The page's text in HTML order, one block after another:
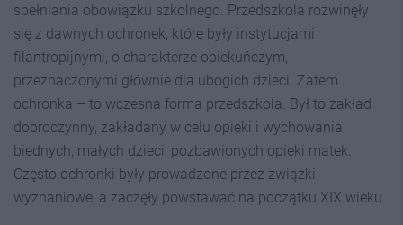
spełniania obowiązku szkolnego. Przedszkola rozwinęły
się z dawnych ochronek, które były instytucjami
filantropijnymi, o charakterze opiekuńczym,
przeznaczonymi głównie dla ubogich dzieci. Zatem
ochronka – to wczesna forma przedszkola. Był to zakład
dobroczynny, zakładany w celu opieki i wychowania
biednych, małych dzieci, pozbawionych opieki matek.
Często ochronki były prowadzone przez związki
wyznaniowe, a zaczęły powstawać na początku XIX wieku.